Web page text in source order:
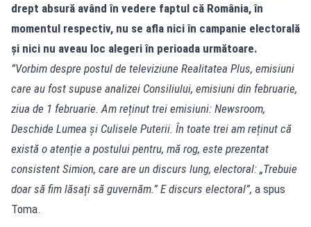
drept absură având în vedere faptul că România, în
momentul respectiv, nu se afla nici în campanie electorală
și nici nu aveau loc alegeri în perioada următoare.
”Vorbim despre postul de televiziune Realitatea Plus, emisiuni
care au fost supuse analizei Consiliului, emisiuni din februarie,
ziua de 1 februarie. Am reținut trei emisiuni: Newsroom,
Deschide Lumea și Culisele Puterii. În toate trei am reținut că
există o atenție a postului pentru, mă rog, este prezentat
consistent Simion, care are un discurs lung, electoral: „Trebuie
doar să fim lăsați să guvernăm.” E discurs electoral”, a spus
Toma.